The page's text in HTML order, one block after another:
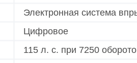
Электронная система
Цифровое
115 л. с. при 7250